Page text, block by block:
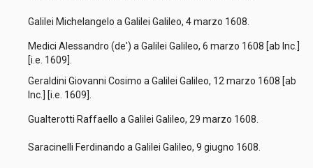
Galilei Michelangelo a Galilei Galileo, 4 marzo 1608.
Medici Alessandro (de') a Galilei Galileo, 6 marzo 1608 [ab Inc.]
[i.e. 1609].
Geraldini Giovanni Cosimo a Galilei Galileo, 12 marzo 1608 [ab
Inc.] [i.e. 1609].
Gualterotti Raffaello a Galilei Galileo, 29 marzo 1608.
Saracinelli Ferdinando a Galilei Galileo, 9 giugno 1608.